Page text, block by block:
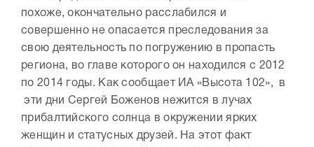
похоже, окончательно расслабился и
совершенно не опасается преследования за
свою деятельность по погружению в пропасть
региона, во главе которого он находился с 2012
по 2014 годы. Как сообщает ИА «Высота 102», в
эти дни Сергей Боженов нежится в лучах
прибалтийского солнца в окружении ярких
женщин и статусных друзей. На этот факт